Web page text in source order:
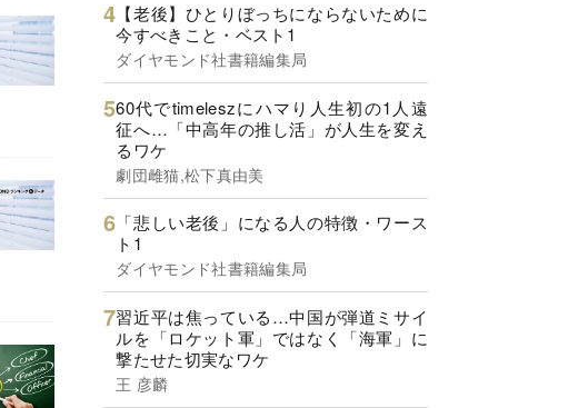
【老後】ひとりぼっちにならないために
今すべきこと・ベスト1
ダイヤモンド社書籍編集局
60代でtimeleszにハマり人生初の1人遠
征へ…「中高年の推し活」が人生を変え
るワケ
劇団雌猫,松下真由美
「悲しい老後」になる人の特徴・ワース
ト1
ダイヤモンド社書籍編集局
習近平は焦っている…中国が弾道ミサイ
ルを「ロケット軍」ではなく「海軍」に
撃たせた切実なワケ
王 彦麟